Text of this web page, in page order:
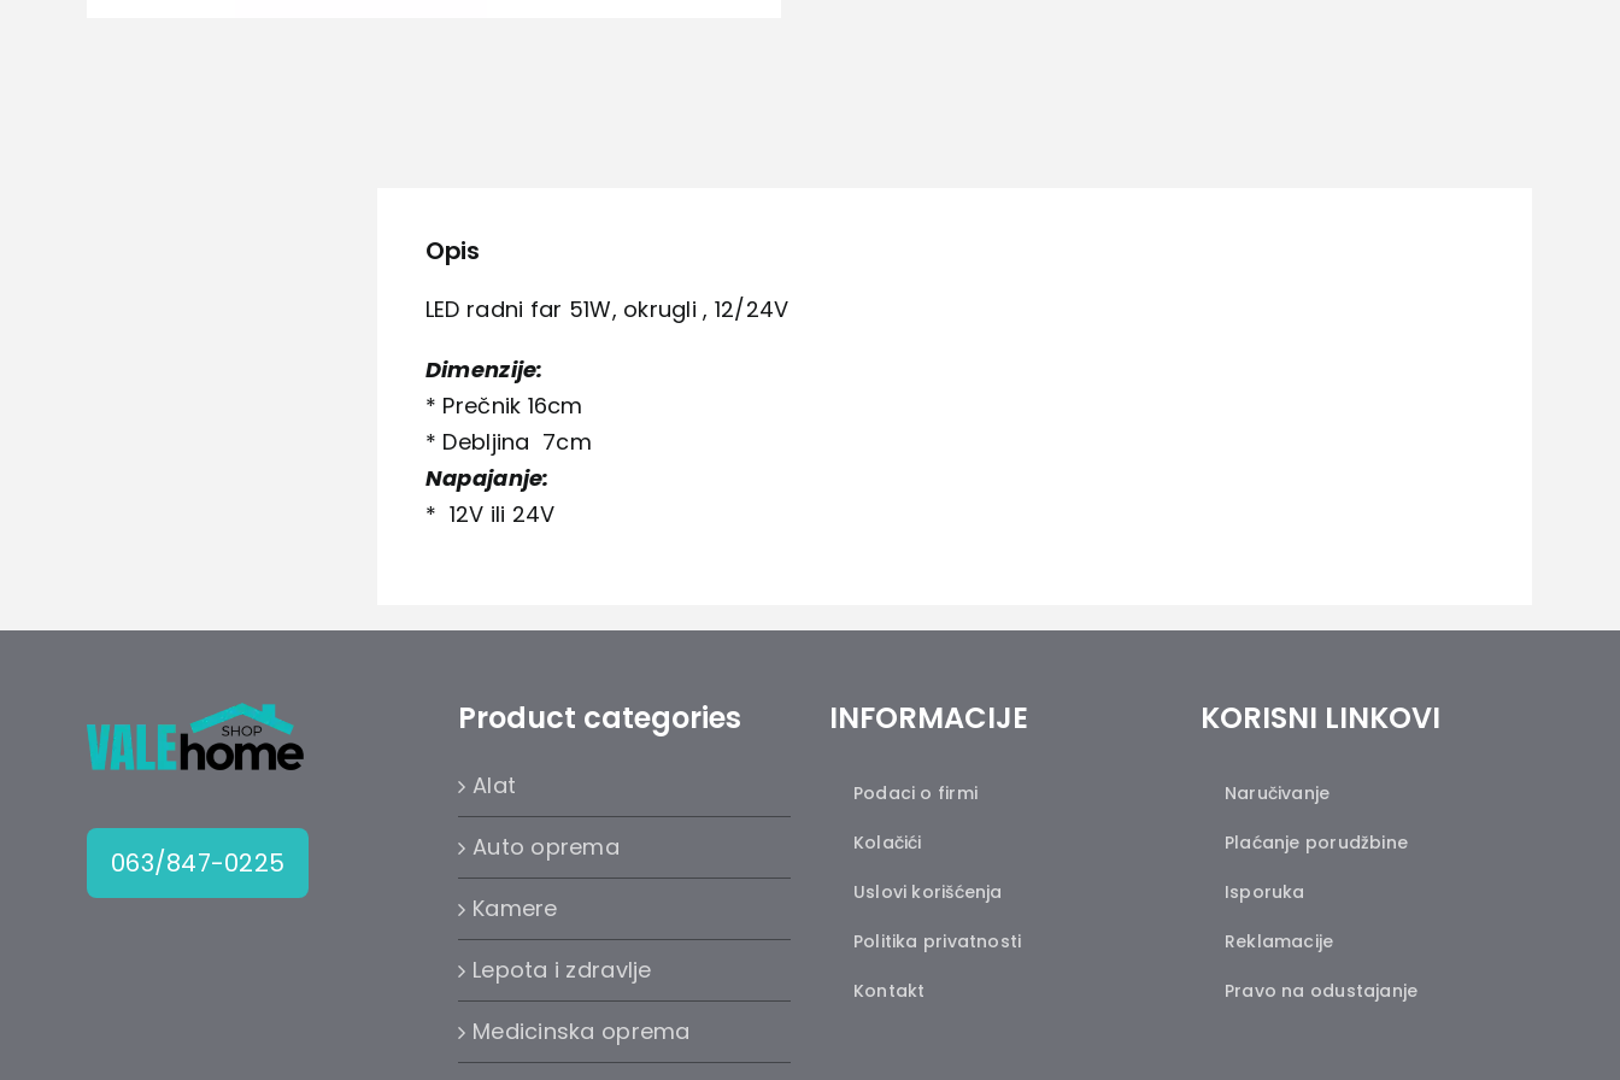
Opis
LED radni far 51W, okrugli , 12/24V
Dimenzije:
* Prečnik 16cm
* Debljina 7cm
Napajanje:
* 12V ili 24V
063/847-0225
Product categories
Alat
Auto oprema
Kamere
Lepota i zdravlje
Medicinska oprema
INFORMACIJE
Podaci o firmi
Kolačići
Uslovi korišćenja
Politika privatnosti
Kontakt
KORISNI LINKOVI
Naručivanje
Plaćanje porudžbine
Isporuka
Reklamacije
Pravo na odustajanje